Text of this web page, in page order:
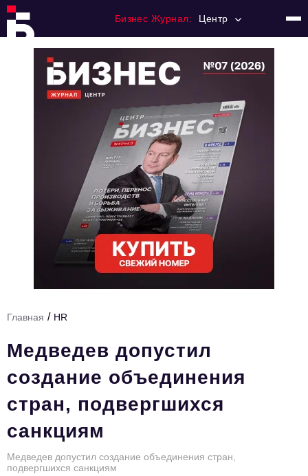
Бизнес Журнал: Центр
Регулирование
Премия "Тульский Бизнес"
История тульского предпринимательства
Тема номера
HR
Персона номера
Инфраструктура развития
Технологии и тренды
Главная / HR
Медведев допустил
создание объединения
стран, подвергшихся
санкциям
Медведев допустил создание объединения стран,
подвергшихся санкциям